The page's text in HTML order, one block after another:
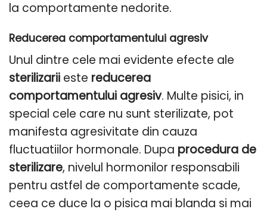
la comportamente nedorite.
Reducerea comportamentului agresiv
Unul dintre cele mai evidente efecte ale
sterilizarii este reducerea
comportamentului agresiv. Multe pisici, in
special cele care nu sunt sterilizate, pot
manifesta agresivitate din cauza
fluctuatiilor hormonale. Dupa procedura de
sterilizare, nivelul hormonilor responsabili
pentru astfel de comportamente scade,
ceea ce duce la o pisica mai blanda si mai